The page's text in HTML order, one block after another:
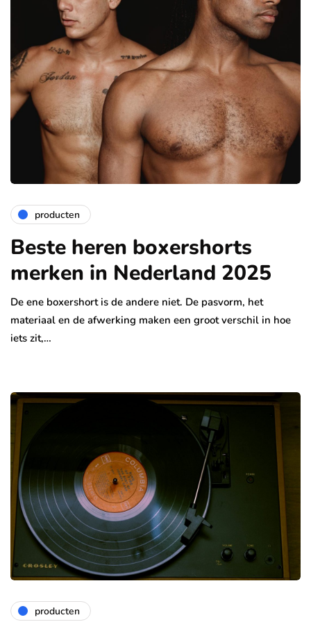
producten
Beste heren boxershorts
merken in Nederland 2025
De ene boxershort is de andere niet. De pasvorm, het
materiaal en de afwerking maken een groot verschil in hoe
iets zit,…
producten